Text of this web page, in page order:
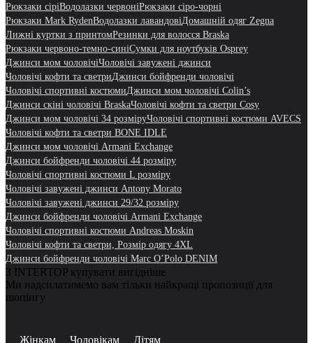
Рюкзаки сіріВодолазки червоніРюкзаки сіро-чорні
Рюкзаки Mark RydenВодолазки лавандовіДомашній одяг Zegna
Лижні куртки з принтомРезинки для волосся Braska
Рюкзаки червоно-темно-синіСумки для ноутбуків Osprey
Джинси мом чоловічіЧоловічі завужені джинси
Чоловічі кофти та светриДжинси бойфренди чоловічі
Чоловічі спортивні костюмиДжинси мом чоловічі Colin’s
Джинси скіні чоловічі BraskaЧоловічі кофти та светри Cosy
Джинси мом чоловічі 34 розміруЧоловічі спортивні костюми AVECS
Чоловічі кофти та светри BONE IDLE
Джинси мом чоловічі Armani Exchange
Джинси бойфренди чоловічі 44 розміру
Чоловічі спортивні костюми L розміру
Чоловічі завужені джинси Antony Morato
Чоловічі завужені джинси 29/32 розміру
Джинси бойфренди чоловічі Armani Exchange
Чоловічі спортивні костюми Andreas Moskin
Чоловічі кофти та светри, Розмір одягу 4XL
Джинси бойфренди чоловічі Marc O’Polo DENIM
З INTERTOP купувати вигідніше
Ми надсилатимемо вам тільки найкращі пропозиції для
шопінгу
Жінкам Чоловікам Дітям